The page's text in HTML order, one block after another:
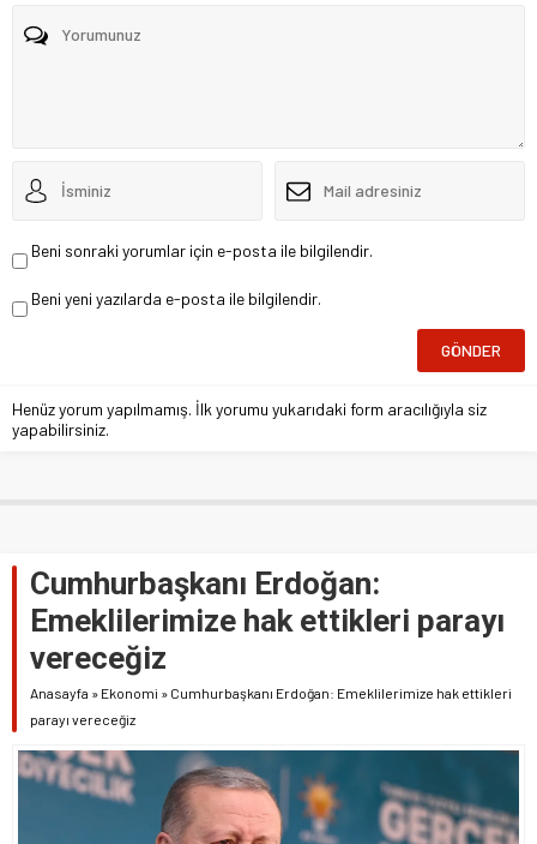
Beni sonraki yorumlar için e-posta ile bilgilendir.
Beni yeni yazılarda e-posta ile bilgilendir.
Henüz yorum yapılmamış. İlk yorumu yukarıdaki form aracılığıyla siz
yapabilirsiniz.
Cumhurbaşkanı Erdoğan:
Emeklilerimize hak ettikleri parayı
vereceğiz
Anasayfa » Ekonomi » Cumhurbaşkanı Erdoğan: Emeklilerimize hak ettikleri
parayı vereceğiz